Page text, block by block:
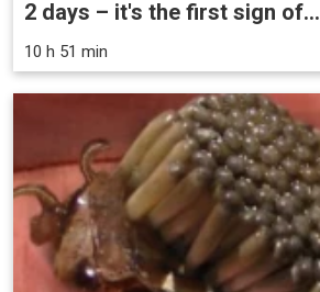
2 days – it's the first sign of...
10 h 51 min